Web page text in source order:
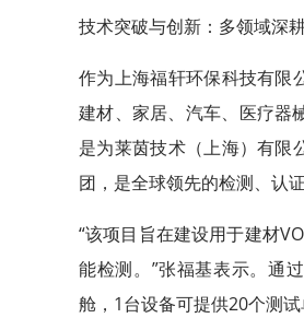
技术突破与创新：多领域深
作为上海福轩环保科技有限
建材、家居、汽车、医疗器
是为莱茵技术（上海）有限
团，是全球领先的检测、认
“该项目旨在建设用于建材
能检测。”张福基表示。通
舱，1台设备可提供20个测